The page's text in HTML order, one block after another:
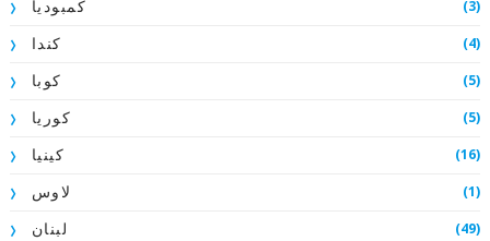
كمبوديا (3)
كندا (4)
كوبا (5)
كوريا (5)
كينيا (16)
لاوس (1)
لبنان (49)